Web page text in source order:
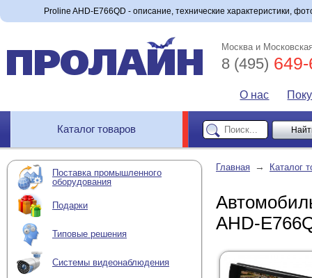
Proline AHD-E766QD - описание, технические характеристики,
Москва и
8 (495)
О нас
Каталог товаров
Поставка промышленного
оборудования
Подарки
Типовые решения
Системы видеонаблюдения
Главная → Каталог
AHD-